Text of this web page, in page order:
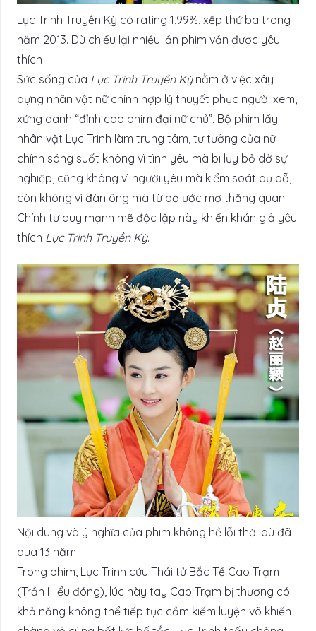
Lục Trinh Truyền Kỳ có rating 1,99%, xếp thứ ba trong
năm 2013. Dù chiếu lại nhiều lần phim vẫn được yêu
thích
Sức sống của Lục Trinh Truyền Kỳnằm ở việc xây
dựng nhân vật nữ chính hợp lý thuyết phục người xem,
xứng danh “đỉnh cao phim đại nữ chủ”. Bộ phim lấy
nhân vật Lục Trinh làm trung tâm, tư tưởng của nữ
chính sáng suốt không vì tình yêu mà bi lụy bỏ dở sự
nghiệp, cũng không vì người yêu mà kiểm soát dụ dỗ,
còn không vì đàn ông mà từ bỏ ước mơ thăng quan.
Chính tư duy mạnh mẽ độc lập này khiến khán giả yêu
thích Lục Trinh Truyền Kỳ.
Nội dung và ý nghĩa của phim không hề lỗi thời dù đã
qua 13 năm
Trong phim, Lục Trinh cứu Thái tử Bắc Tề Cao Trạm
(Trần Hiểu đóng), lúc này tay Cao Trạm bị thương có
khả năng không thể tiếp tục cầm kiếm luyện võ khiến